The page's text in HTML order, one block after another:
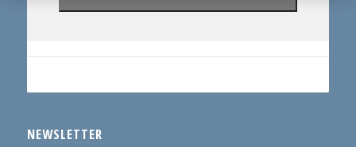
NEWSLETTER